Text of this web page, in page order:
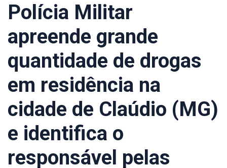
Polícia Militar
apreende grande
quantidade de drogas
em residência na
cidade de Claúdio (MG)
e identifica o
responsável pelas